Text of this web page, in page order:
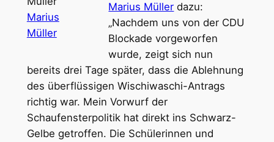
Marius
Müller
Marius Müller dazu:
„Nachdem uns von der CDU
Blockade vorgeworfen
wurde, zeigt sich nun
bereits drei Tage später, dass die Ablehnung
des überflüssigen Wischiwaschi-Antrags
richtig war. Mein Vorwurf der
Schaufensterpolitik hat direkt ins Schwarz-
Gelbe getroffen. Die Schülerinnen und